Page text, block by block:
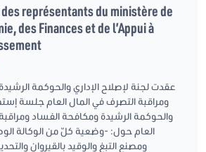
représentants du ministère de
des Finances et de l’Appui à
عقدت لجنة لإصلاح الإداري والحوكمة
ومراقبة التصرف في المال العام جلسة
والحوكمة الرشيدة ومكافحة الفساد
العام حول: -وضعية كلّ من الوكالة
ومصنع التبغ والوقيد بالقيروان